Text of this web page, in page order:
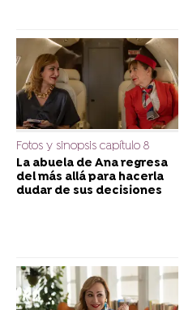
Fotos y sinopsis capítulo 8
La abuela de Ana regresa
del más allá para hacerla
dudar de sus decisiones